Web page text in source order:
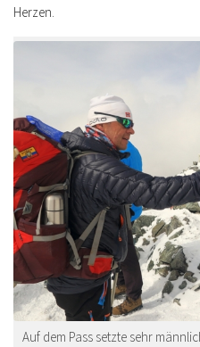
Herzen.
Auf dem Pass setzte sehr